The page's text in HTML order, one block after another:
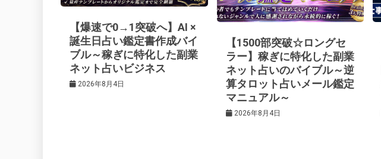
ー
シ
ョ
【爆速で0→1突破へ】AI ×
誕生日占い鑑定書作成バイ
ブル～稼ぎに特化した副業
ネット占いビジネス
2026年8月4日
【1500部突破☆ロングセ
ラー】稼ぎに特化した副業
ネット占いのバイブル～逆
算タロット占いメール鑑定
マニュアル～
2026年8月4日